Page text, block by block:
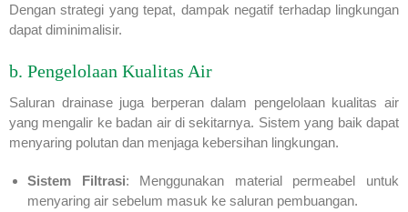
Dengan strategi yang tepat, dampak negatif terhadap lingkungan
dapat diminimalisir.
b. Pengelolaan Kualitas Air
Saluran drainase juga berperan dalam pengelolaan kualitas air
yang mengalir ke badan air di sekitarnya. Sistem yang baik dapat
menyaring polutan dan menjaga kebersihan lingkungan.
Sistem Filtrasi: Menggunakan material permeabel untuk
menyaring air sebelum masuk ke saluran pembuangan.